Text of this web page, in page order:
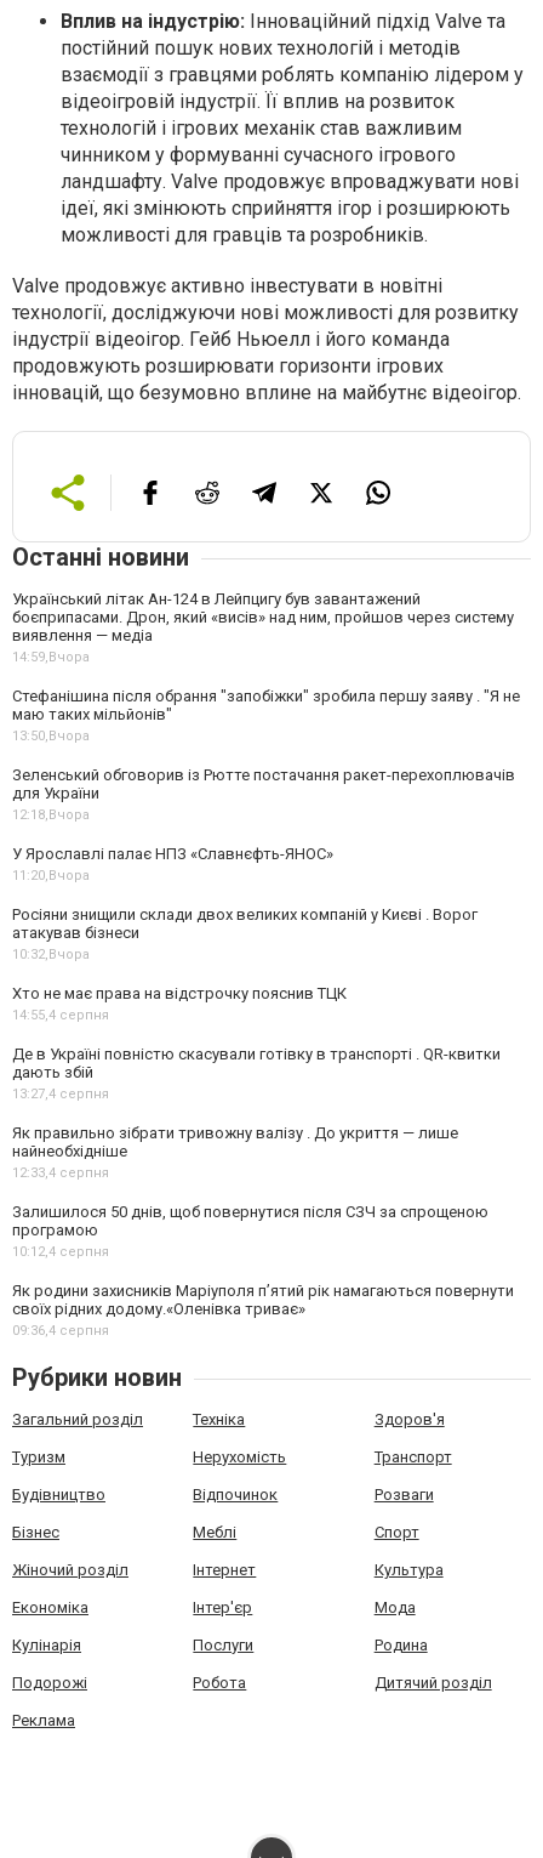
Вплив на індустрію: Інноваційний підхід Valve та
постійний пошук нових технологій і методів
взаємодії з гравцями роблять компанію лідером у
відеоігровій індустрії. Її вплив на розвиток
технологій і ігрових механік став важливим
чинником у формуванні сучасного ігрового
ландшафту. Valve продовжує впроваджувати нові
ідеї, які змінюють сприйняття ігор і розширюють
можливості для гравців та розробників.
Valve продовжує активно інвестувати в новітні
технології, досліджуючи нові можливості для розвитку
індустрії відеоігор. Гейб Ньюелл і його команда
продовжують розширювати горизонти ігрових
інновацій, що безумовно вплине на майбутнє відеоігор.
Останні новини
Український літак Ан-124 в Лейпцигу був завантажений
боєприпасами. Дрон, який «висів» над ним, пройшов через систему
виявлення — медіа
14:59,Вчора
Стефанішина після обрання "запобіжки" зробила першу заяву . "Я не
маю таких мільйонів"
13:50,Вчора
Зеленський обговорив із Рютте постачання ракет-перехоплювачів
для України
12:18,Вчора
У Ярославлі палає НПЗ «Славнєфть-ЯНОС»
11:20,Вчора
Росіяни знищили склади двох великих компаній у Києві . Ворог
атакував бізнеси
10:32,Вчора
Хто не має права на відстрочку пояснив ТЦК
14:55,4 серпня
Де в Україні повністю скасували готівку в транспорті . QR-квитки
дають збій
13:27,4 серпня
Як правильно зібрати тривожну валізу . До укриття — лише
найнеобхідніше
12:33,4 серпня
Залишилося 50 днів, щоб повернутися після СЗЧ за спрощеною
програмою
10:12,4 серпня
Як родини захисників Маріуполя пʼятий рік намагаються повернути
своїх рідних додому.«Оленівка триває»
09:36,4 серпня
Рубрики новин
Загальний розділ Техніка Здоров'я
Туризм Нерухомість Транспорт
Будівництво Відпочинок Розваги
Бізнес Меблі Спорт
Жіночий розділ Інтернет Культура
Економіка Інтер'єр Мода
Кулінарія Послуги Родина
Подорожі Робота Дитячий розділ
Реклама